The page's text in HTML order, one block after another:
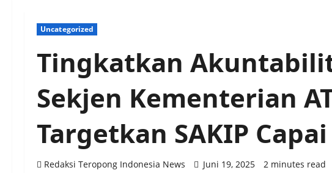
Uncategorized
Tingkatkan
Sekjen Kementerian
Targetkan SAKIP
Redaksi Teropong Indonesia News Juni 19, 2025 2 minutes read